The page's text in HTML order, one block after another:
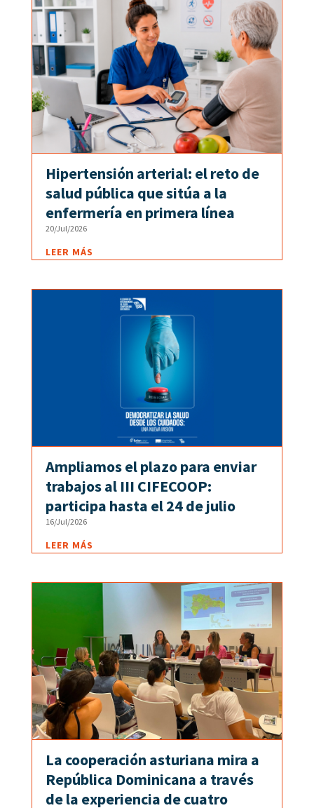
Hipertensión arterial: el reto de
salud pública que sitúa a la
enfermería en primera línea
20/Jul/2026
LEER MÁS
Ampliamos el plazo para enviar
trabajos al III CIFECOOP:
participa hasta el 24 de julio
16/Jul/2026
LEER MÁS
La cooperación asturiana mira a
República Dominicana a través
de la experiencia de cuatro